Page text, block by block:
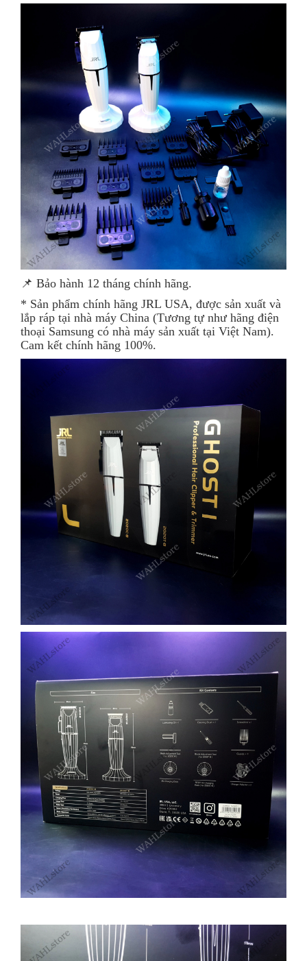
📌 Bảo hành 12 tháng chính hãng.
* Sản phẩm chính hãng JRL USA, được sản xuất và
lắp ráp tại nhà máy China (Tương tự như hãng điện
thoại Samsung có nhà máy sản xuất tại Việt Nam).
Cam kết chính hãng 100%.